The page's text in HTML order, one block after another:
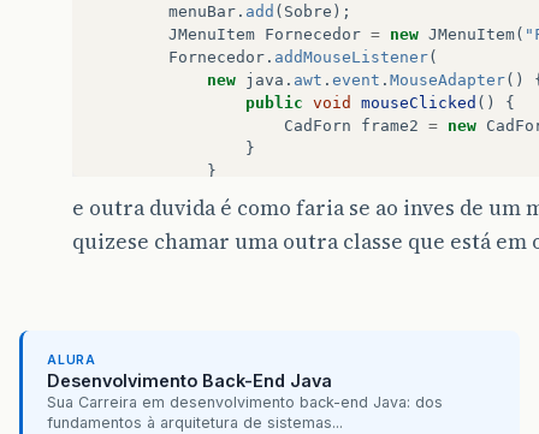
menuBar . add ( Sobre );
JMenuItem Fornecedor = new JMenuItem(
Fornecedor . addMouseListener(
new java . awt . event . MouseAdapter()
public void mouseClicked ()
{
CadForn
frame2 = new
}
}
Cadastro.add( Fornecedor);
janela.setJMenuBar (menuBar);
e outra duvida é como faria se ao inves de um
quizese chamar uma outra classe que está em
ALURA
Desenvolvimento Back-End Java
Sua Carreira em desenvolvimento back-end Java: dos
fundamentos à arquitetura de sistemas...